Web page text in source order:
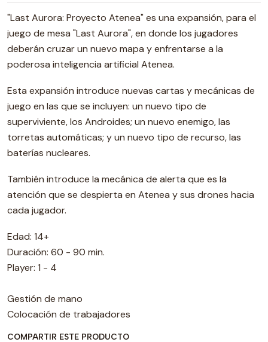
"Last Aurora: Proyecto Atenea" es una expansión, para el
juego de mesa "Last Aurora", en donde los jugadores
deberán cruzar un nuevo mapa y enfrentarse a la
poderosa inteligencia artificial Atenea.
Esta expansión introduce nuevas cartas y mecánicas de
juego en las que se incluyen: un nuevo tipo de
superviviente, los Androides; un nuevo enemigo, las
torretas automáticas; y un nuevo tipo de recurso, las
baterías nucleares.
También introduce la mecánica de alerta que es la
atención que se despierta en Atenea y sus drones hacia
cada jugador.
Edad: 14+
Duración: 60 - 90 min.
Player: 1 - 4
Gestión de mano
Colocación de trabajadores
COMPARTIR ESTE PRODUCTO